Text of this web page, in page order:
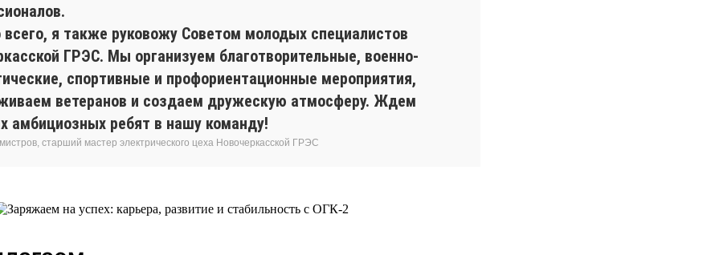
я также руковожу Советом молодых специалистов
ГРЭС. Мы организуем благотворительные, военно-
спортивные и профориентационные мероприятия,
ветеранов и создаем дружескую атмосферу. Ждем
амбициозных ребят в нашу команду!
старший мастер электрического цеха Новочеркасской ГРЭС